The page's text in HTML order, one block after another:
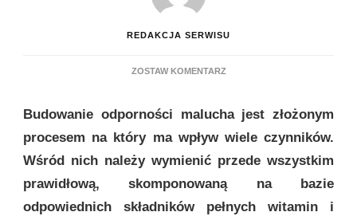
REDAKCJA SERWISU
ZOSTAW KOMENTARZDO
–
SPOSÓB
WZMOCNIĆ?
Budowanie odporności malucha jest złożonym
procesem na który ma wpływ wiele czynników.
Wśród nich należy wymienić przede wszystkim
prawidłową, skomponowaną na bazie
odpowiednich składników pełnych witamin i